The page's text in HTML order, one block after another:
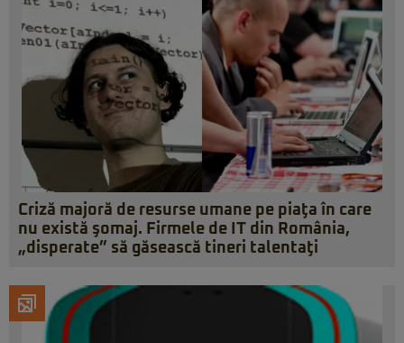
Criză majoră de resurse umane pe piaţa în care
nu există şomaj. Firmele de IT din România,
„disperate” să găsească tineri talentaţi